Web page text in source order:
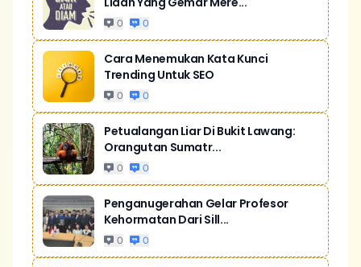
0 0
Cara Menemukan Kata Kunci
Trending Untuk SEO
0 0
Petualangan Liar Di Bukit Lawang:
Orangutan Sumatr...
0 0
Penganugerahan Gelar Profesor
Kehormatan Dari Sill...
0 0